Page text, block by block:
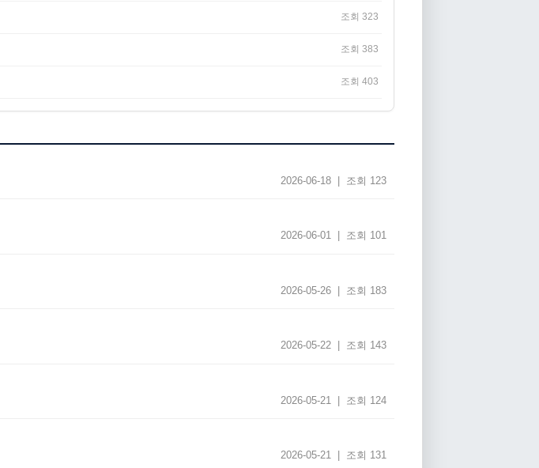
조회 323
조회 383
조회 403
2026-06-18 | 조회 123
2026-06-01 | 조회 101
2026-05-26 | 조회 183
2026-05-22 | 조회 143
2026-05-21 | 조회 124
2026-05-21 | 조회 131